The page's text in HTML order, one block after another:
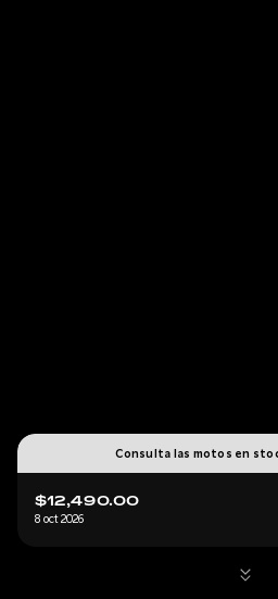
Consulta las motos en
$12,490.00
8 oct 2026